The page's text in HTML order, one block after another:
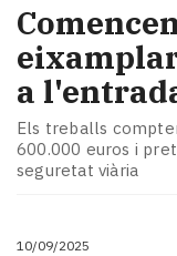
a
Els treballs
600.000 euros i
seguretat viària
10/09/2025